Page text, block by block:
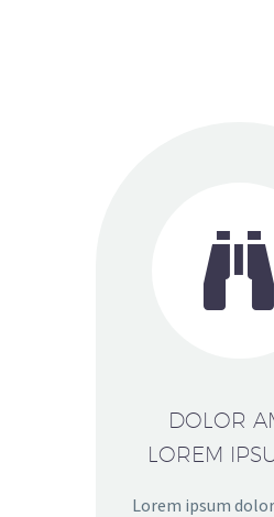


DOLOR
LOREM
Lorem ipsum